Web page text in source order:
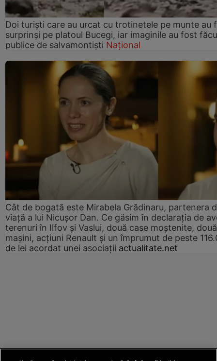
Doi turiști care au urcat cu trotinetele pe munte au
surprinși pe platoul Bucegi, iar imaginile au fost
publice de salvamontiști Național
Cât de bogată este Mirabela Grădinaru, partenera
viață a lui Nicușor Dan. Ce găsim în declarația de
terenuri în Ilfov și Vaslui, două case moștenite, două
mașini, acțiuni Renault și un împrumut de peste
de lei acordat unei asociații actualitate.net